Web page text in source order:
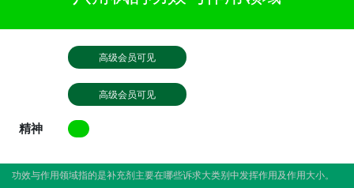
高级会员可见
高级会员可见
精神
功效与作用领域指的是补充剂主要在哪些诉求大类别中发挥作用及作用大小。